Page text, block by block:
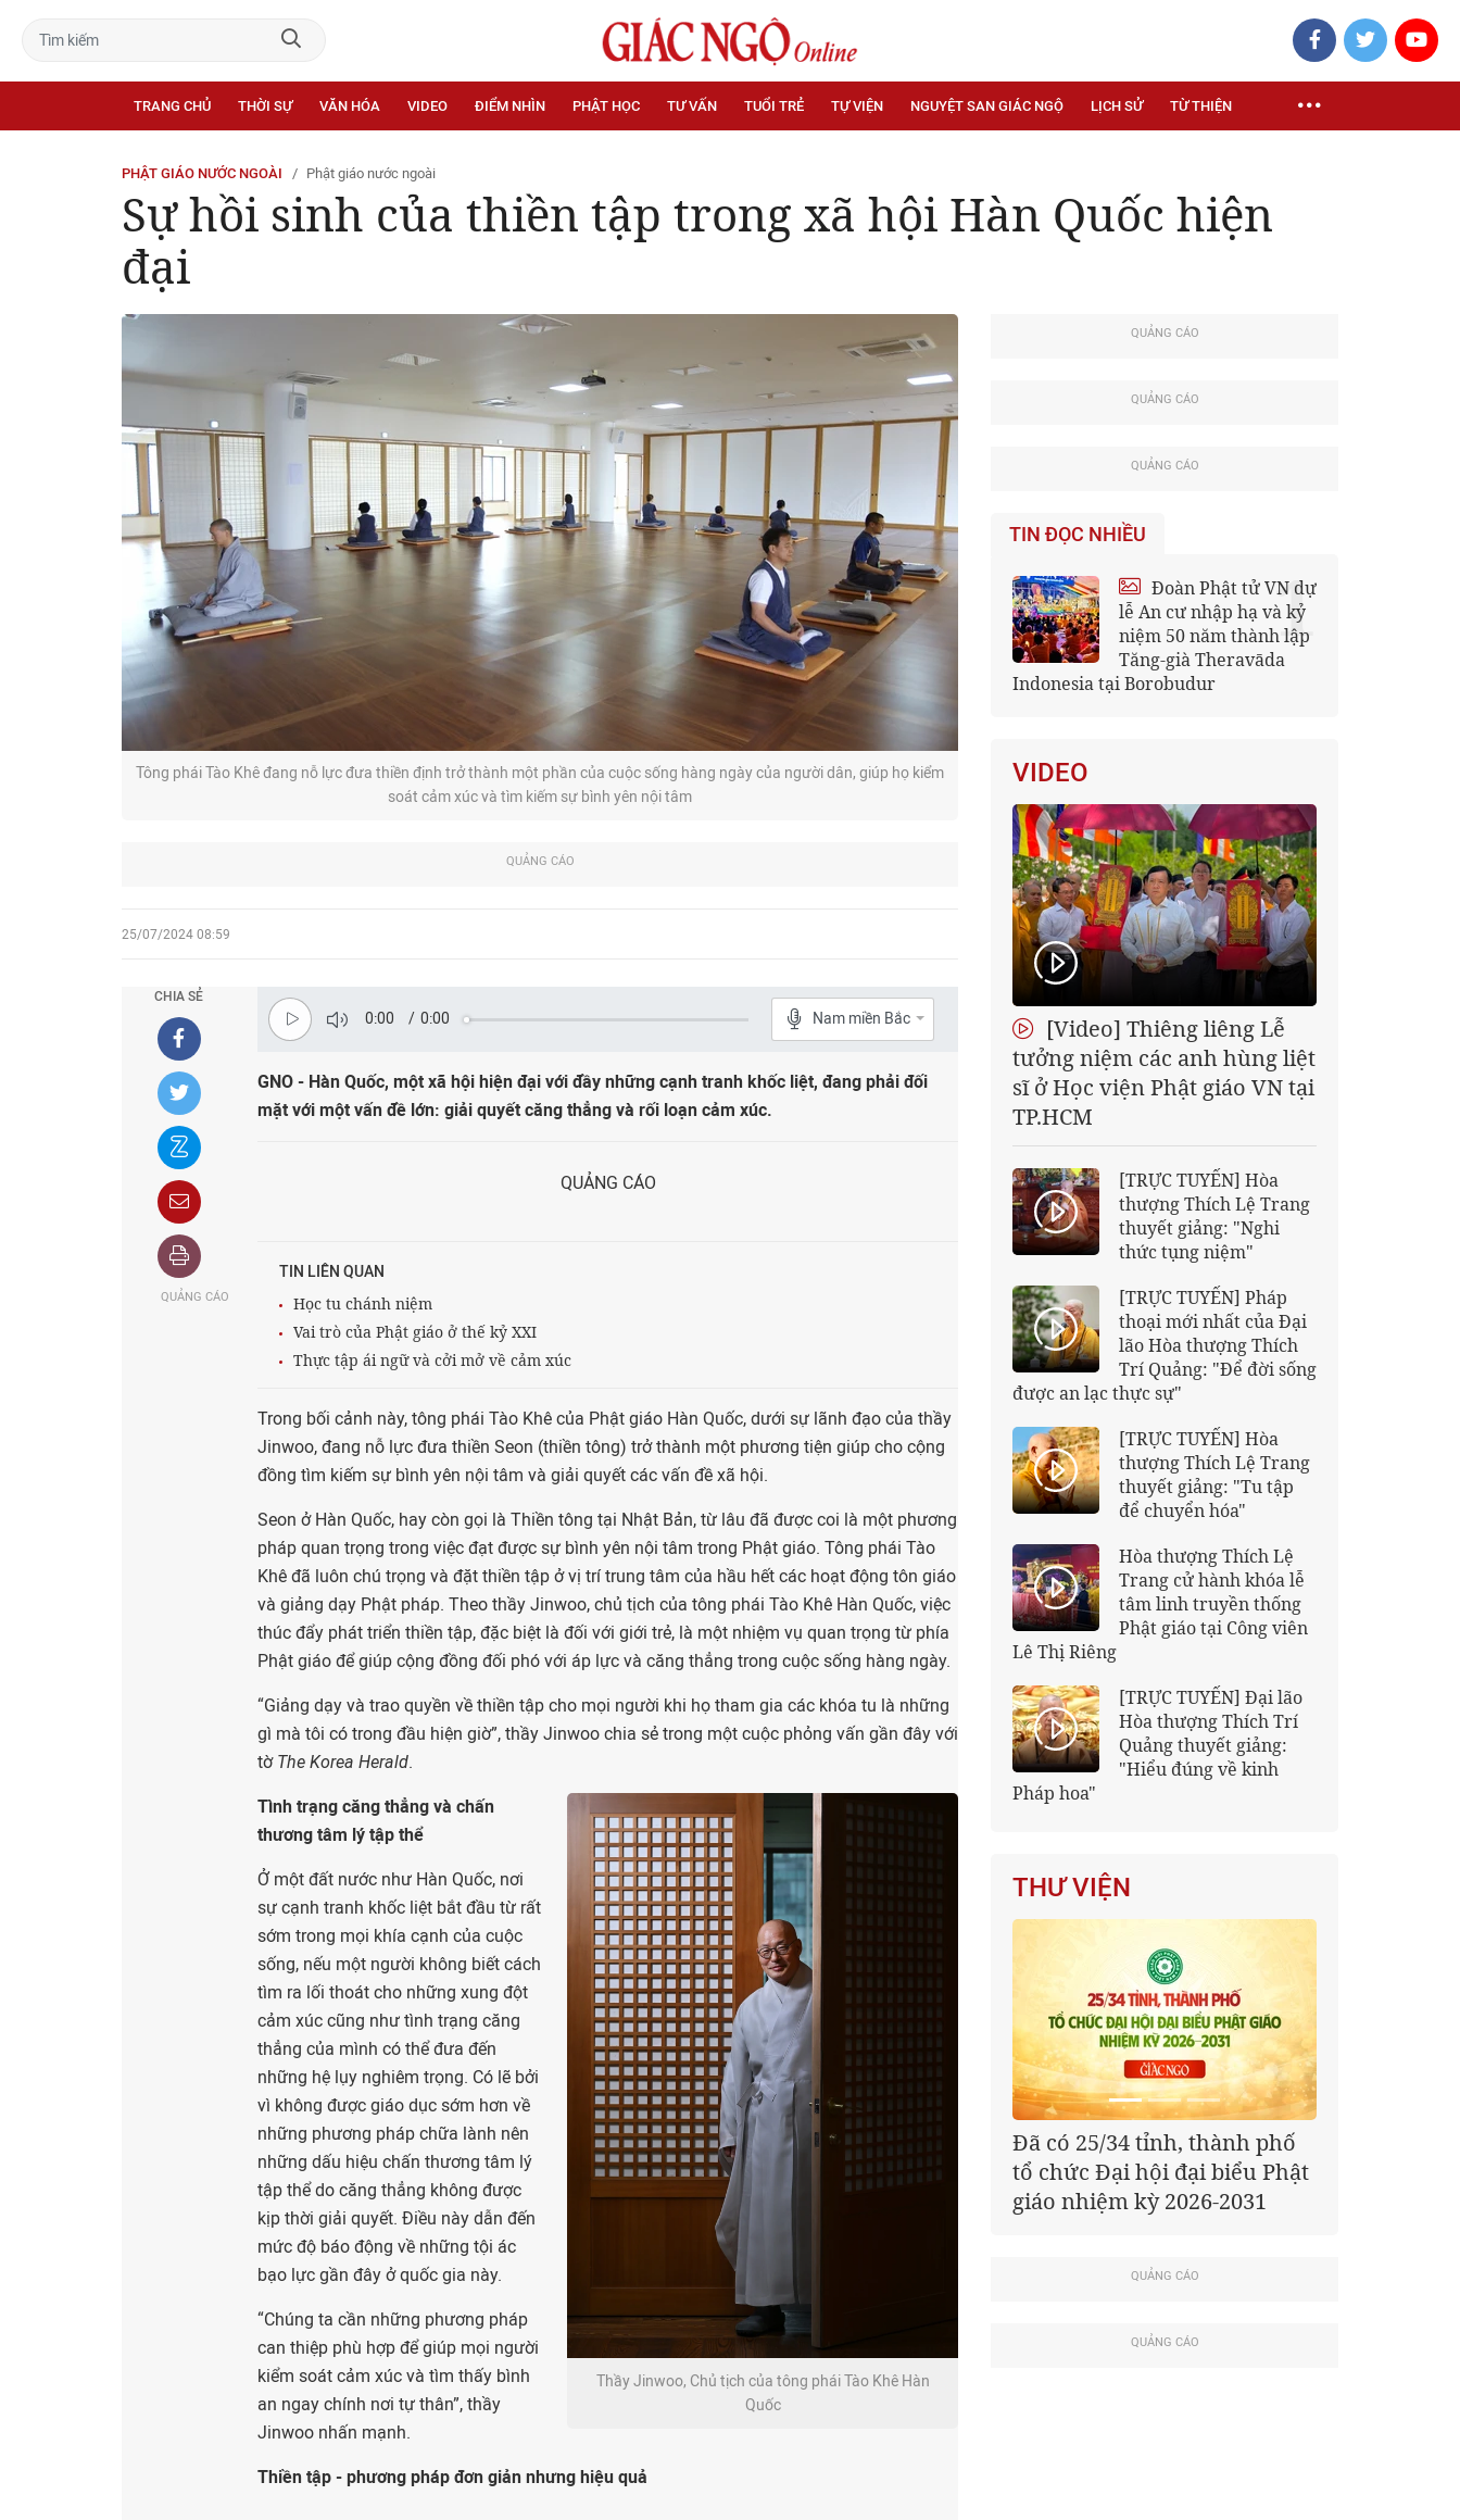
TRANG CHỦ THỜI SỰ VĂN HÓA VIDEO ĐIỂM NHÌN PHẬT HỌC TƯ VẤN TUỔI TRẺ TỰ VIỆN NGUYỆT SAN GIÁC NGỘ LỊCH SỬ TỪ THIỆN
PHẬT GIÁO NƯỚC NGOÀI Phật giáo nước ngoài
Sự hồi sinh của thiền tập trong xã hội Hàn Quốc hiện
đại
Tông phái Tào Khê đang nỗ lực đưa thiền định trở thành một phần của cuộc sống hàng ngày của người dân, giúp họ kiểm
soát cảm xúc và tìm kiếm sự bình yên nội tâm
QUẢNG CÁO
25/07/2024 08:59
CHIA SẺ
0:00 / 0:00 Nam miền Bắc
GNO - Hàn Quốc, một xã hội hiện đại với đầy những cạnh tranh khốc liệt, đang phải đối
mặt với một vấn đề lớn: giải quyết căng thẳng và rối loạn cảm xúc.
QUẢNG CÁO
TIN LIÊN QUAN
Học tu chánh niệm
Vai trò của Phật giáo ở thế kỷ XXI
Thực tập ái ngữ và cởi mở về cảm xúc
Trong bối cảnh này, tông phái Tào Khê của Phật giáo Hàn Quốc, dưới sự lãnh đạo của thầy
Jinwoo, đang nỗ lực đưa thiền Seon (thiền tông) trở thành một phương tiện giúp cho cộng
đồng tìm kiếm sự bình yên nội tâm và giải quyết các vấn đề xã hội.
Seon ở Hàn Quốc, hay còn gọi là Thiền tông tại Nhật Bản, từ lâu đã được coi là một phương
pháp quan trọng trong việc đạt được sự bình yên nội tâm trong Phật giáo. Tông phái Tào
Khê đã luôn chú trọng và đặt thiền tập ở vị trí trung tâm của hầu hết các hoạt động tôn giáo
và giảng dạy Phật pháp. Theo thầy Jinwoo, chủ tịch của tông phái Tào Khê Hàn Quốc, việc
thúc đẩy phát triển thiền tập, đặc biệt là đối với giới trẻ, là một nhiệm vụ quan trọng từ phía
Phật giáo để giúp cộng đồng đối phó với áp lực và căng thẳng trong cuộc sống hàng ngày.
“Giảng dạy và trao quyền về thiền tập cho mọi người khi họ tham gia các khóa tu là những
gì mà tôi có trong đầu hiện giờ”, thầy Jinwoo chia sẻ trong một cuộc phỏng vấn gần đây với
tờ The Korea Herald.
Thầy Jinwoo, Chủ tịch của tông phái Tào Khê Hàn
Quốc
Tình trạng căng thẳng và chấn
thương tâm lý tập thể
Ở một đất nước như Hàn Quốc, nơi
sự cạnh tranh khốc liệt bắt đầu từ rất
sớm trong mọi khía cạnh của cuộc
sống, nếu một người không biết cách
tìm ra lối thoát cho những xung đột
cảm xúc cũng như tình trạng căng
thẳng của mình có thể đưa đến
những hệ lụy nghiêm trọng. Có lẽ bởi
vì không được giáo dục sớm hơn về
những phương pháp chữa lành nên
những dấu hiệu chấn thương tâm lý
tập thể do căng thẳng không được
kịp thời giải quyết. Điều này dẫn đến
mức độ báo động về những tội ác
bạo lực gần đây ở quốc gia này.
“Chúng ta cần những phương pháp
can thiệp phù hợp để giúp mọi người
kiểm soát cảm xúc và tìm thấy bình
an ngay chính nơi tự thân”, thầy
Jinwoo nhấn mạnh.
Thiền tập - phương pháp đơn giản nhưng hiệu quả
QUẢNG CÁO
QUẢNG CÁO
QUẢNG CÁO
QUẢNG CÁO
TIN ĐỌC NHIỀU
Đoàn Phật tử VN dự
lễ An cư nhập hạ và kỷ
niệm 50 năm thành lập
Tăng-già Theravāda
Indonesia tại Borobudur
1
VIDEO
[Video] Thiêng liêng Lễ
tưởng niệm các anh hùng liệt
sĩ ở Học viện Phật giáo VN tại
TP.HCM
[TRỰC TUYẾN] Hòa
thượng Thích Lệ Trang
thuyết giảng: "Nghi
thức tụng niệm"
[TRỰC TUYẾN] Pháp
thoại mới nhất của Đại
lão Hòa thượng Thích
Trí Quảng: "Để đời sống
được an lạc thực sự"
[TRỰC TUYẾN] Hòa
thượng Thích Lệ Trang
thuyết giảng: "Tu tập
để chuyển hóa"
Hòa thượng Thích Lệ
Trang cử hành khóa lễ
tâm linh truyền thống
Phật giáo tại Công viên
Lê Thị Riêng
[TRỰC TUYẾN] Đại lão
Hòa thượng Thích Trí
Quảng thuyết giảng:
"Hiểu đúng về kinh
Pháp hoa"
THƯ VIỆN
Đã có 25/34 tỉnh, thành phố
tổ chức Đại hội đại biểu Phật
giáo nhiệm kỳ 2026-2031
QUẢNG CÁO
QUẢNG CÁO